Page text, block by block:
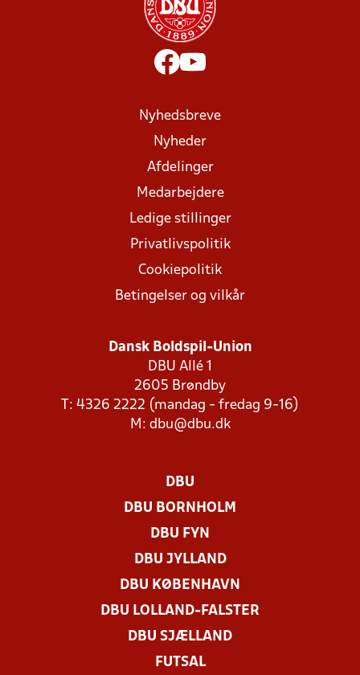
Nyhedsbreve
Nyheder
Afdelinger
Medarbejdere
Ledige stillinger
Privatlivspolitik
Cookiepolitik
Betingelser og vilkår
Dansk Boldspil-Union
DBU Allé 1
2605 Brøndby
T: 4326 2222 (mandag - fredag 9-16)
M: dbu@dbu.dk
DBU
DBU BORNHOLM
DBU FYN
DBU JYLLAND
DBU KØBENHAVN
DBU LOLLAND-FALSTER
DBU SJÆLLAND
FUTSAL